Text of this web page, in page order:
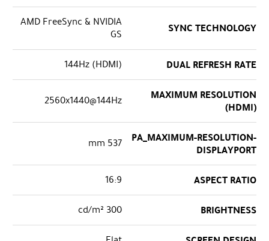
SYNC TECHNOLOGY
AMD FreeSync & NVIDIA
GS
DUAL REFRESH RATE
144Hz (HDMI)
MAXIMUM RESOLUTION
(HDMI)
2560x1440@144Hz
PA_MAXIMUM-RESOLUTION-
DISPLAYPORT
537 mm
ASPECT RATIO
16:9
BRIGHTNESS
300 cd/m²